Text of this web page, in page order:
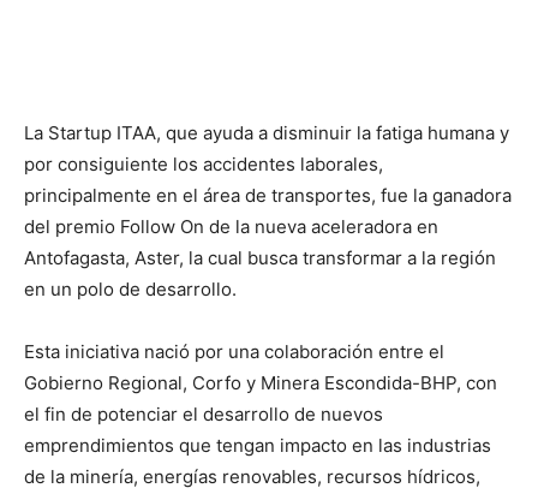
La Startup ITAA, que ayuda a disminuir la fatiga humana y
por consiguiente los accidentes laborales,
principalmente en el área de transportes, fue la ganadora
del premio Follow On de la nueva aceleradora en
Antofagasta, Aster, la cual busca transformar a la región
en un polo de desarrollo.
Esta iniciativa nació por una colaboración entre el
Gobierno Regional, Corfo y Minera Escondida-BHP, con
el fin de potenciar el desarrollo de nuevos
emprendimientos que tengan impacto en las industrias
de la minería, energías renovables, recursos hídricos,